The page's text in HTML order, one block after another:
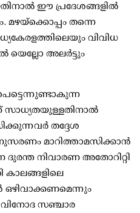
ഈ പ്രദേശങ്ങളില്‍
തന്നെ
വിവിധ
യെല്ലോ അലര്‍ട്ടും
സാധ്യതയുള്ളതിനാല്‍
തദ്ദേശ
മാറിത്താമസിക്കാന്‍
നിവാരണ അതോറിറ്റി
കാലങ്ങളിലെ
ഒഴിവാക്കണമെന്നും
സഞ്ചാര